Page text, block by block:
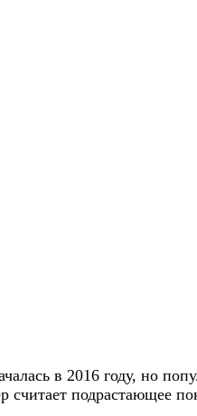
в 2016 году, но
подрастающее